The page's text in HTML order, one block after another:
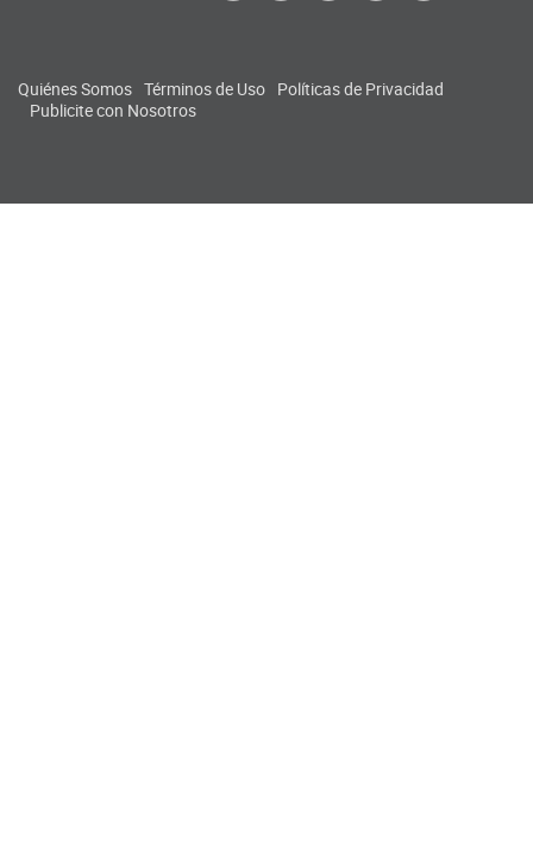
Quiénes Somos Términos de Uso Políticas de Privacidad
Publicite con Nosotros